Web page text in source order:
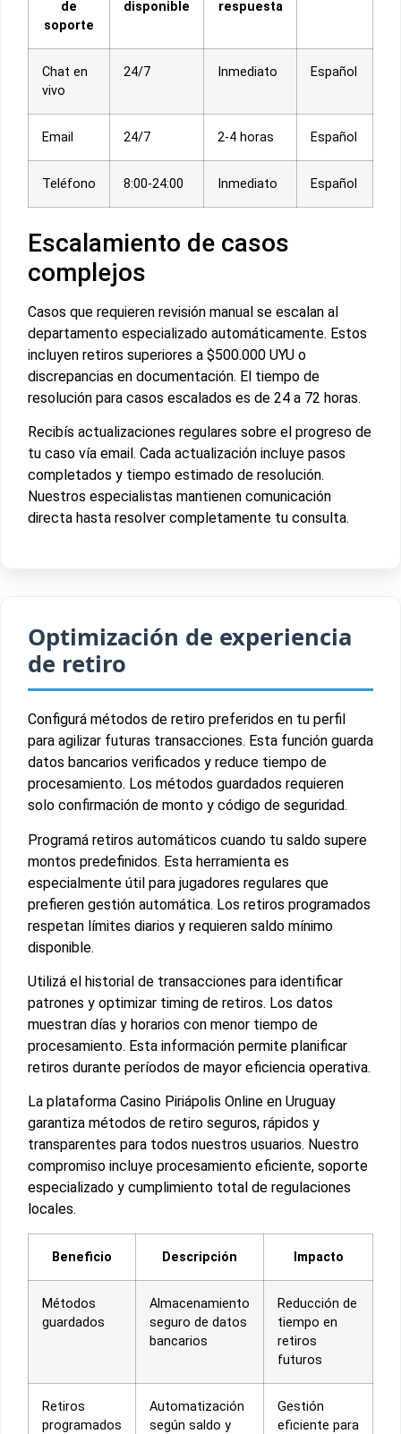
de
soporte
disponible
respuesta
Chat en
vivo
24/7 Inmediato Español
Email 24/7 2-4 horas Español
Teléfono 8:00-24:00 Inmediato Español
Escalamiento de casos
complejos
Casos que requieren revisión manual se escalan al
departamento especializado automáticamente. Estos
incluyen retiros superiores a $500.000 UYU o
discrepancias en documentación. El tiempo de
resolución para casos escalados es de 24 a 72 horas.
Recibís actualizaciones regulares sobre el progreso de
tu caso vía email. Cada actualización incluye pasos
completados y tiempo estimado de resolución.
Nuestros especialistas mantienen comunicación
directa hasta resolver completamente tu consulta.
Optimización de experiencia
de retiro
Configurá métodos de retiro preferidos en tu perfil
para agilizar futuras transacciones. Esta función guarda
datos bancarios verificados y reduce tiempo de
procesamiento. Los métodos guardados requieren
solo confirmación de monto y código de seguridad.
Programá retiros automáticos cuando tu saldo supere
montos predefinidos. Esta herramienta es
especialmente útil para jugadores regulares que
prefieren gestión automática. Los retiros programados
respetan límites diarios y requieren saldo mínimo
disponible.
Utilizá el historial de transacciones para identificar
patrones y optimizar timing de retiros. Los datos
muestran días y horarios con menor tiempo de
procesamiento. Esta información permite planificar
retiros durante períodos de mayor eficiencia operativa.
La plataforma Casino Piriápolis Online en Uruguay
garantiza métodos de retiro seguros, rápidos y
transparentes para todos nuestros usuarios. Nuestro
compromiso incluye procesamiento eficiente, soporte
especializado y cumplimiento total de regulaciones
locales.
Beneficio Descripción Impacto
Métodos
guardados
Almacenamiento
seguro de datos
bancarios
Reducción de
tiempo en
retiros
futuros
Retiros
programados
Automatización
según saldo y
Gestión
eficiente para